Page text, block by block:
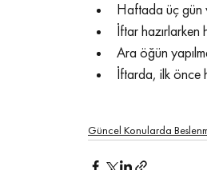
Haftada üç gün
İftar
Ara öğün
İftarda, ilk önce
Güncel Konularda